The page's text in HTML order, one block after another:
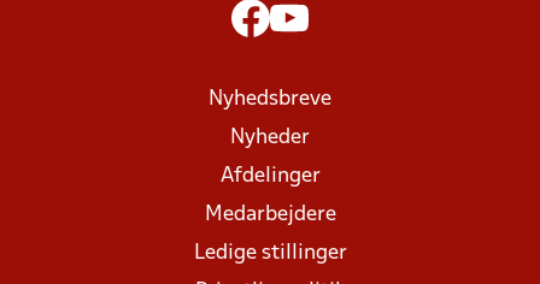
Nyhedsbreve
Nyheder
Afdelinger
Medarbejdere
Ledige stillinger